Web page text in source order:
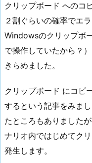
クリップボード へのコ
２割ぐらいの確率でエ
Windowsのクリップボ
で操作していたから？
きらめました。
クリップボード にコピ
するという記事をみま
たところもありました
ナリオ内ではじめてク
発生します。